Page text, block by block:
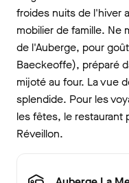
froides nuits de l'hiver
mobilier de famille. Ne
de l'Auberge, pour
Baeckeoffe), préparé
mijoté au four. La vue
splendide. Pour les
les fêtes, le restaurant
Réveillon.